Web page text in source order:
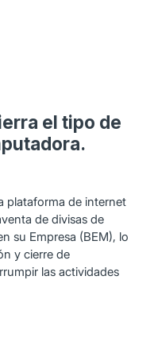
el tipo de
plataforma de internet
de divisas de
su Empresa (BEM), lo
y cierre de
las actividades